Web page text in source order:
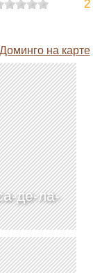
2
на карте
де-ла-